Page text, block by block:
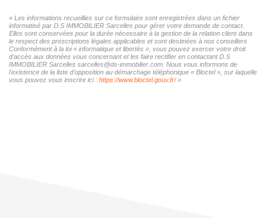
« Les informations recueillies sur ce formulaire sont enregistrées dans un fichier
informatisé par D.S IMMOBILIER Sarcelles pour gérer votre demande de contact.
Elles sont conservées pour la durée nécessaire à la gestion de la relation client dans
le respect des prescriptions légales applicables et sont destinées à nos conseillers
Conformément à la loi « informatique et libertés », vous pouvez exercer votre droit
d'accès aux données vous concernant et les faire rectifier en contactant D.S
IMMOBILIER Sarcelles sarcelles@ds-immobilier.com. Nous vous informons de
l'existence de la liste d'opposition au démarchage téléphonique « Bloctel », sur laquelle
vous pouvez vous inscrire ici : https://www.bloctel.gouv.fr/»